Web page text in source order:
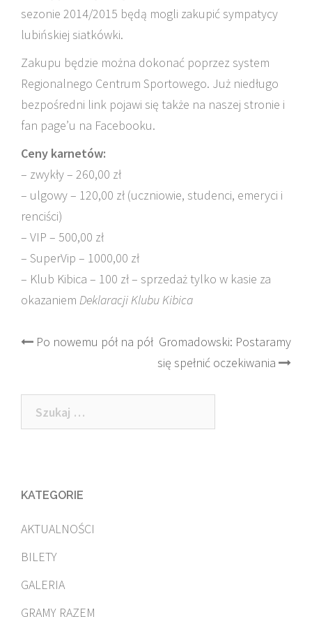
sezonie 2014/2015 będą mogli zakupić sympatycy
lubińskiej siatkówki.
Zakupu będzie można dokonać poprzez system
Regionalnego Centrum Sportowego. Już niedługo
bezpośredni link pojawi się także na naszej stronie i
fan page’u na Facebooku.
Ceny karnetów:
– zwykły – 260,00 zł
– ulgowy – 120,00 zł (uczniowie, studenci, emeryci i
renciści)
– VIP – 500,00 zł
– SuperVip – 1000,00 zł
– Klub Kibica – 100 zł – sprzedaż tylko w kasie za
okazaniem Deklaracji Klubu Kibica
Post
Po nowemu pół na pół Gromadowski: Postaramy
się spełnić oczekiwania
Szukaj:
KATEGORIE
AKTUALNOŚCI
BILETY
GALERIA
GRAMY RAZEM